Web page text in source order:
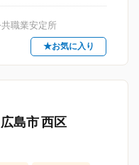
職業安定所
★お気に入り
島市 西区